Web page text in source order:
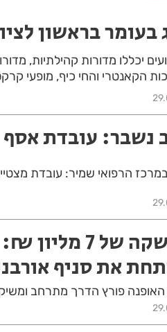
בעומר בראשון
יכללו מדורות קהילתיות,
הקאנטרי והחי כיף, מופעי
נשבר: עובדת
הרפואי שמיר: עובדת
בהשקה של
את סניף
פורץ הדרך מתרחב ומשיק את הסניף ה 40 שלו